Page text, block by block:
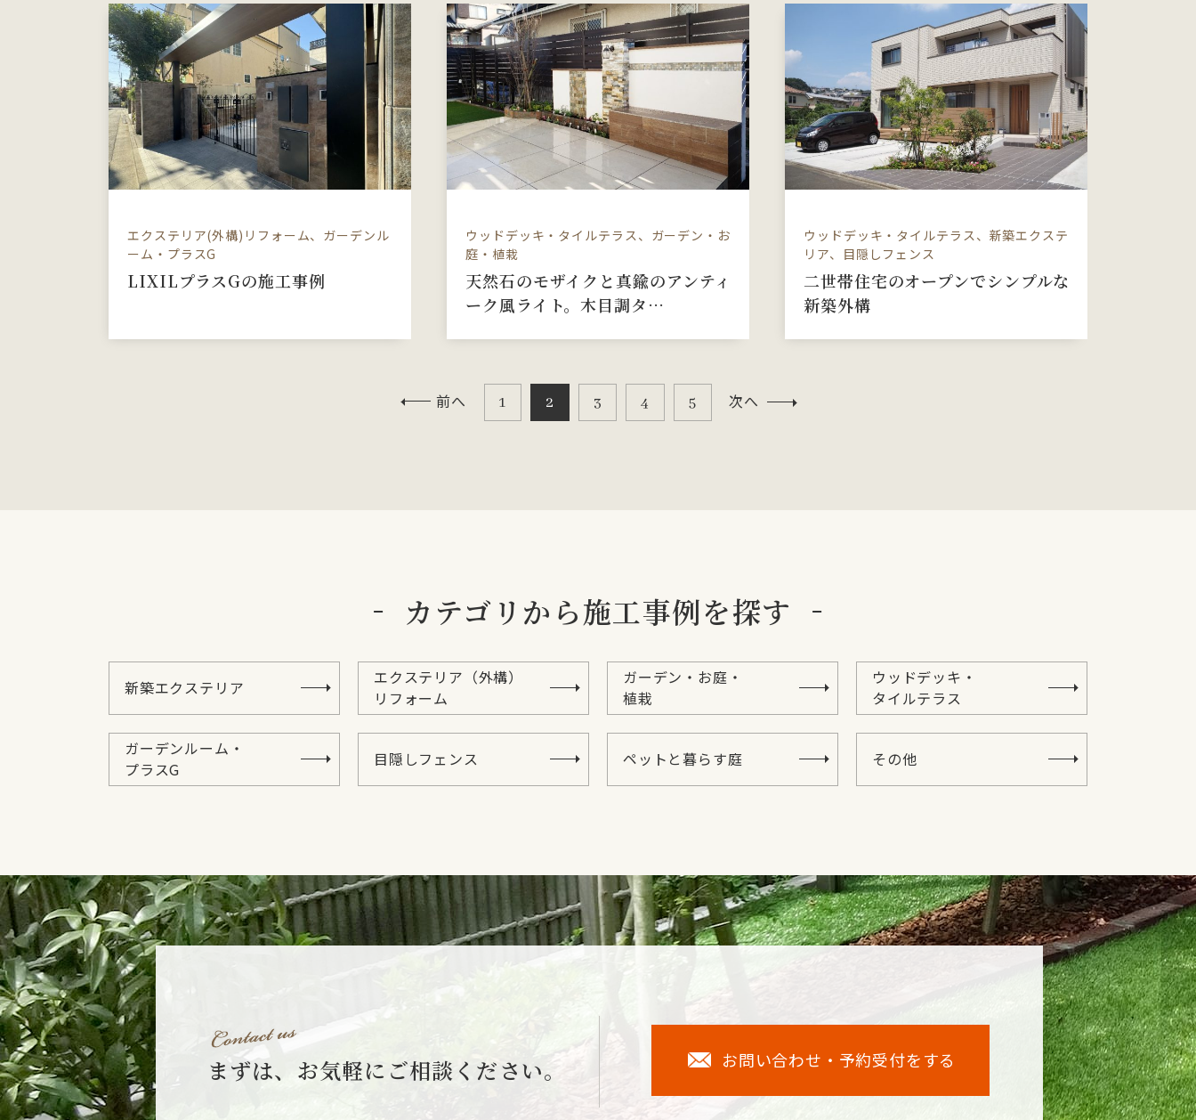
エクステリア(外構)リフォーム、ガーデンル
ーム・プラスG
LIXILプラスGの施工事例
ウッドデッキ・タイルテラス、ガーデン・お
庭・植栽
天然石のモザイクと真鍮のアンティ
ーク風ライト。木目調タ…
ウッドデッキ・タイルテラス、新築エクステ
リア、目隠しフェンス
二世帯住宅のオープンでシンプルな
新築外構
前へ 1 2 3 4 5 次へ
カテゴリから施工事例を探す
新築エクステリア
エクステリア（外構）
リフォーム
ガーデン・お庭・
植栽
ウッドデッキ・
タイルテラス
ガーデンルーム・
プラスG
目隠しフェンス ペットと暮らす庭 その他
まずは、お気軽に ご相談ください。 お問い合わせ・予約受付をする